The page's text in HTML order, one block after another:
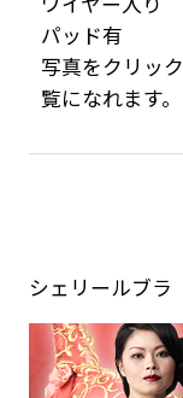
パッド有
写真をクリッ
覧になれます。
シェリールブラ